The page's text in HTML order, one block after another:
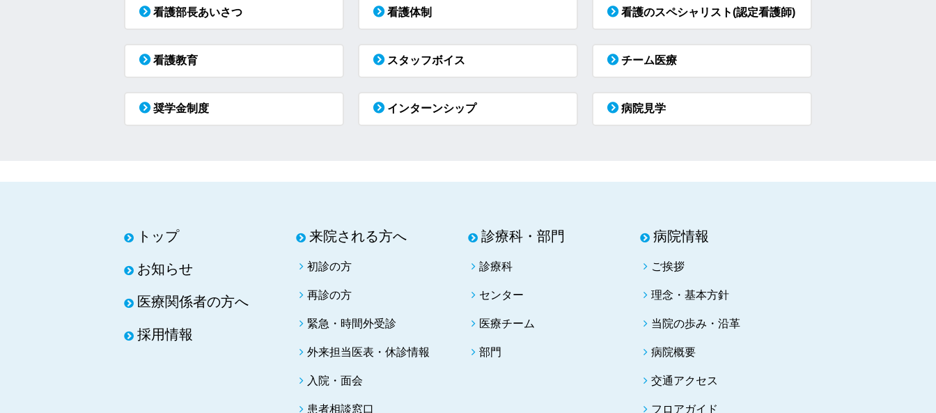
看護部長あいさつ 看護体制 看護のスペシャリスト(認定看護師)
看護教育 スタッフボイス チーム医療
奨学金制度 インターンシップ 病院見学
トップ
お知らせ
医療関係者の方へ
採用情報
来院される方へ
初診の方
再診の方
緊急・時間外受診
外来担当医表・休診情報
入院・面会
患者相談窓口
診療科・部門
診療科
センター
医療チーム
部門
病院情報
ご挨拶
理念・基本方針
当院の歩み・沿革
病院概要
交通アクセス
フロアガイド